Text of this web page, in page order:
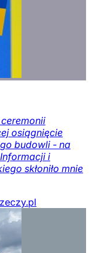
osiągnięcie
budowli - na
i
skłoniło mnie